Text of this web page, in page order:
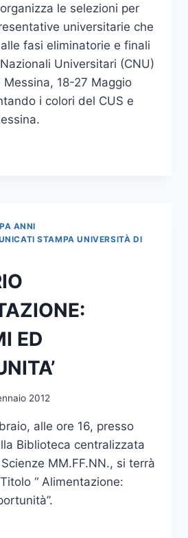
le selezioni per
universitarie che
fasi eliminatorie e finali
Universitari (CNU)
18-27 Maggio
i colori del CUS e
ANNI
STAMPA UNIVERSITÀ DI
ED
2012
alle ore 16, presso
Biblioteca centralizzata
MM.FF.NN., si terrà
“ Alimentazione: